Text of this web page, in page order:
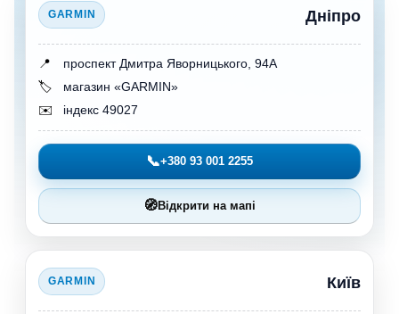
GARMIN Дніпро
📍
проспект Дмитра Яворницького, 94А
🏷️
магазин «GARMIN»
✉️
індекс 49027
📞+380 93 001 2255
🧭Відкрити на мапі
GARMIN Київ